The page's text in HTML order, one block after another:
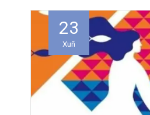
23
Xuñ